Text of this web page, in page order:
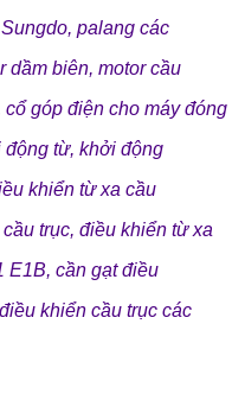
, palang các
dầm biên, motor cầu
cổ góp điện cho máy đóng
động từ, khởi động
khiển từ xa cầu
trục, điều khiển từ xa
E1B, cần gạt điều
khiển cầu trục các